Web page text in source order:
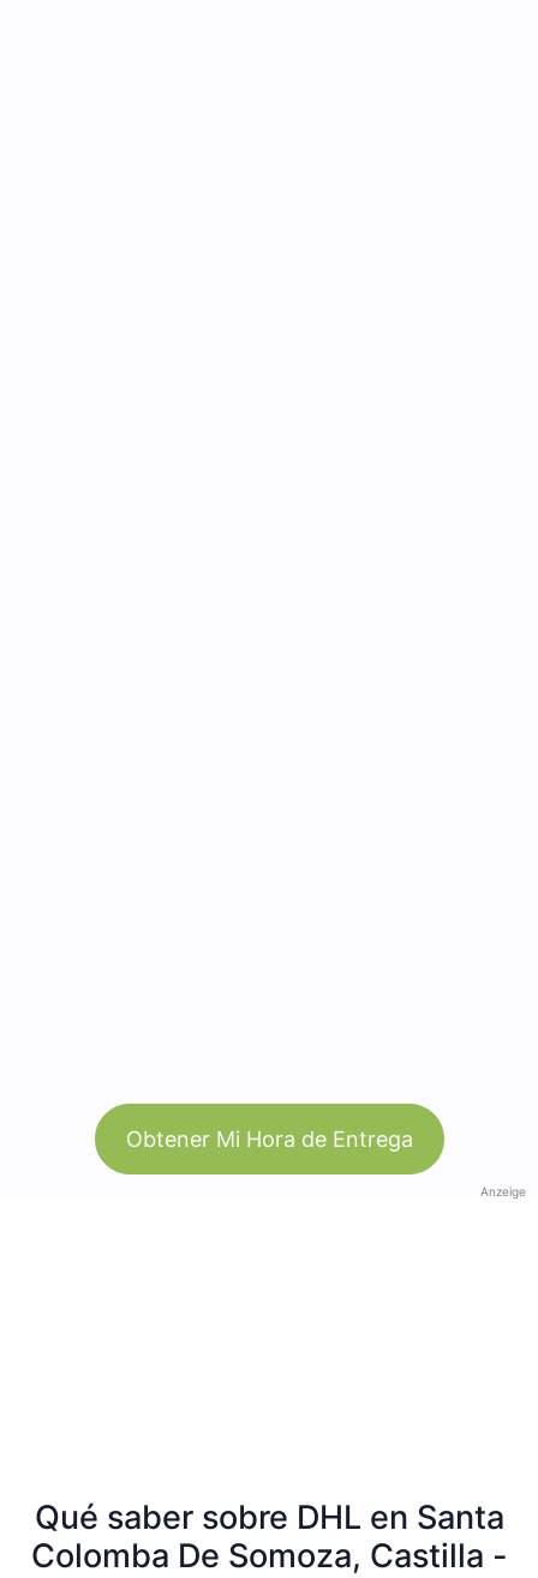
Obtener Mi Hora de Entrega
Anzeige
Qué saber sobre DHL en Santa
Colomba De Somoza, Castilla -